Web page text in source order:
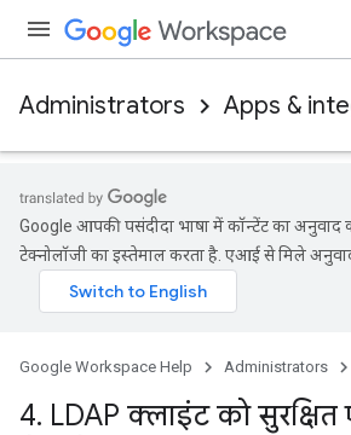
Administrators Apps &
Google आपकी पसंदीदा भाषा में कॉन्टेंट का
टेक्नोलॉजी का इस्तेमाल करता है. एआई से मिले
Google Workspace Help Administrators
4. LDAP क्लाइंट को सुरक्षित